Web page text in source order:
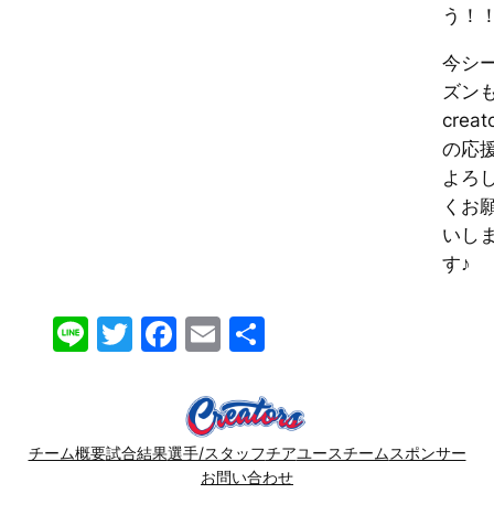
う！
今シ
ズン
の応
よろ
くお
いし
す♪
LineTwitter
Facebook
Email
共
チーム概要試合結果選手/スタッフチアユースチームスポンサー
お問い合わせ